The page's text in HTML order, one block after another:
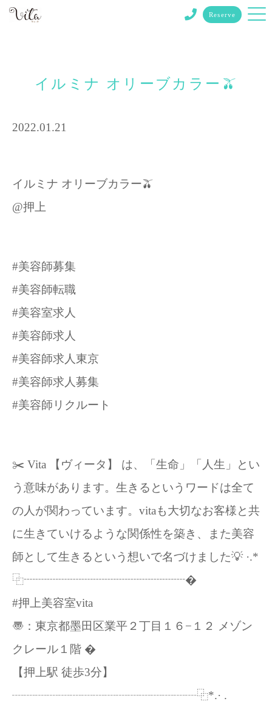
Reserve
イルミナ オリーブカラー🫒
2022.01.21
イルミナ オリーブカラー🫒
@押上
#美容師募集
#美容師転職
#美容室求人
#美容師求人
#美容師求人東京
#美容師求人募集
#美容師リクルート
✂️ Vita 【ヴィータ】 は、「生命」「人生」とい
う意味があります。生きるというワードは全て
の人が関わっています。vitaも大切なお客様と共
に生きていけるような関係性を築き、また美容
師として生きるという想いで名づけました💡 ·.*
⿻┈┈┈┈┈┈┈┈┈┈┈┈┈┈�
#押上美容室vita
〠：東京都墨田区業平２丁目１６−１２ メゾン
クレール１階 �
【押上駅 徒歩3分】
┈┈┈┈┈┈┈┈┈┈┈┈┈┈┈┈⿻*.· .